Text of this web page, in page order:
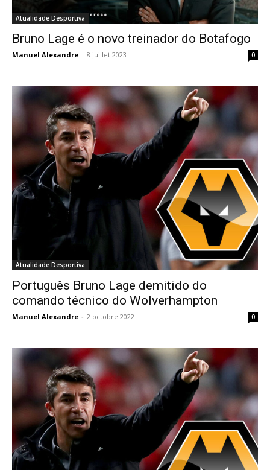
Atualidade Desportiva
Bruno Lage é o novo treinador do Botafogo
Manuel Alexandre - 8 juillet 2023 0
Atualidade Desportiva
Português Bruno Lage demitido do
comando técnico do Wolverhampton
Manuel Alexandre - 2 octobre 2022 0